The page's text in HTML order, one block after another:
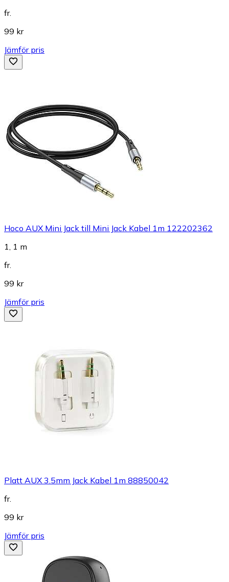
fr.
99 kr
Jämför pris
Hoco AUX Mini Jack till Mini Jack Kabel 1m 122202362
1, 1 m
fr.
99 kr
Jämför pris
Platt AUX 3.5mm Jack Kabel 1m 88850042
fr.
99 kr
Jämför pris